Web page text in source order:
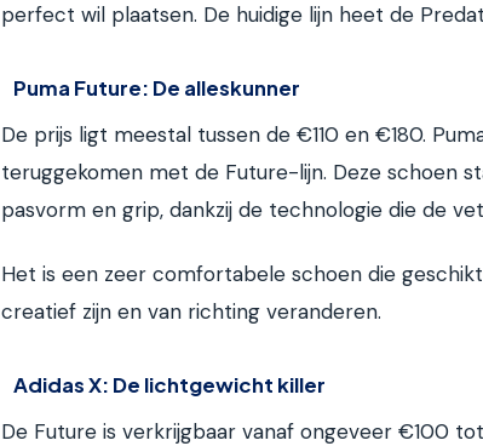
perfect wil plaatsen. De huidige lijn heet de
Puma Future: De alleskunner
De prijs ligt meestal tussen de €110 en €180.
teruggekomen met de Future-lijn. Deze schoen
pasvorm en grip, dankzij de technologie die de
Het is een zeer comfortabele schoen die
creatief zijn en van richting veranderen.
Adidas X: De lichtgewicht killer
De Future is verkrijgbaar vanaf ongeveer €100